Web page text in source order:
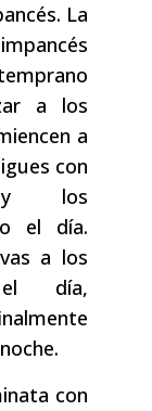
La
a los
a
con
y los
el día.
a los
el día,
con